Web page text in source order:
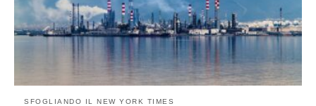
SFOGLIANDO IL NEW YORK TIMES